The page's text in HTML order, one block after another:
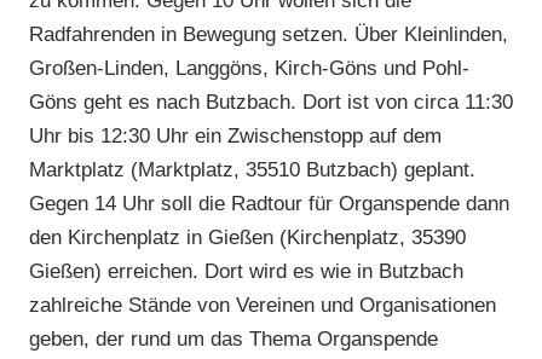
Radfahrenden in Bewegung setzen. Über Kleinlinden,
Großen-Linden, Langgöns, Kirch-Göns und Pohl-
Göns geht es nach Butzbach. Dort ist von circa 11:30
Uhr bis 12:30 Uhr ein Zwischenstopp auf dem
Marktplatz (Marktplatz, 35510 Butzbach) geplant.
Gegen 14 Uhr soll die Radtour für Organspende dann
den Kirchenplatz in Gießen (Kirchenplatz, 35390
Gießen) erreichen. Dort wird es wie in Butzbach
zahlreiche Stände von Vereinen und Organisationen
geben, der rund um das Thema Organspende